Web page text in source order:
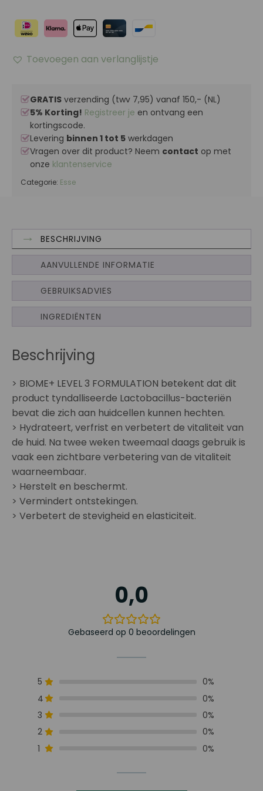
Toevoegen aan verlanglijstje
GRATIS verzending (twv 7,95) vanaf 150,- (NL)
5% Korting! Registreer je en ontvang een
kortingscode.
Levering binnen 1 tot 5 werkdagen
Vragen over dit product? Neem contact op met
onze klantenservice
Categorie: Esse
BESCHRIJVING
AANVULLENDE INFORMATIE
GEBRUIKSADVIES
INGREDIËNTEN
Beschrijving
> BIOME+ LEVEL 3 FORMULATION betekent dat dit
product tyndalliseerde Lactobacillus-bacteriën
bevat die zich aan huidcellen kunnen hechten.
> Hydrateert, verfrist en verbetert de vitaliteit van
de huid. Na twee weken tweemaal daags gebruik is
vaak een zichtbare verbetering van de vitaliteit
waarneembaar.
> Herstelt en beschermt.
> Vermindert ontstekingen.
> Verbetert de stevigheid en elasticiteit.
0,0
Gebaseerd op 0 beoordelingen
5
0%
4
0%
3
0%
2
0%
1
0%